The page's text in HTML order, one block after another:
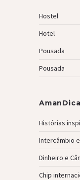
Hostel
Hotel
Pousada
Pousada
Histórias
Intercâmbio
Dinheiro e
Chip